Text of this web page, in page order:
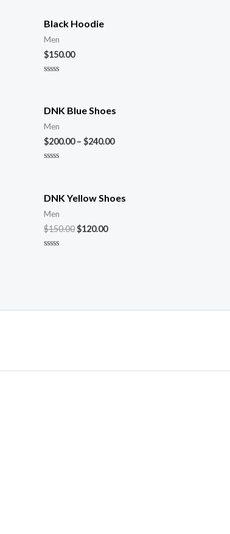
Black Hoodie
Men
$150.00
DNK Blue Shoes
Men
$200.00– $240.00
DNK Yellow Shoes
Men
$150.00$120.00